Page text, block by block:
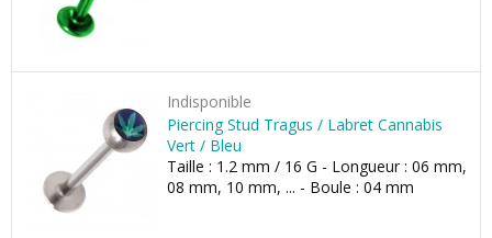
Indisponible
Piercing Stud Tragus / Labret Cannabis
Vert / Bleu
Taille : 1.2 mm / 16 G - Longueur : 06 mm,
08 mm, 10 mm, ... - Boule : 04 mm